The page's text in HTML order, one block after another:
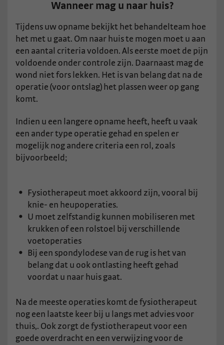
Wanneer mag u naar huis?
Tijdens uw opname bekijkt het behandelteam hoe
het met u gaat. Om naar huis te mogen moet u aan
een aantal criteria voldoen. Als eerste moet de pijn
voldoende onder controle zijn. Daarnaast mag de
wond niet fors lekken. Het is van belang dat na de
operatie (voor ontslag) het plassen weer op gang
komt.
Indien u een langere opname heeft, heeft u vaak
een ander type operatie gehad en spelen er
mogelijk nog andere criteria een rol, zoals
bijvoorbeeld;
Fysiotherapeut moet akkoord zijn, vooral bij
knie- en heupoperaties.
U moet zelfstandig kunnen mobiliseren met
krukken of een rolstoel bij verschillende
voetoperaties
Bij een spondylodese van de rug is het van
belang dat u ook ontlasting heeft gehad
voordat u naar huis gaat.
Na de meeste operaties komt de fysiotherapeut
nog een laatste keer bij u langs met advies voor
thuis,. Ook zorgt de fystiotherapeut voor een
goede overdracht en een verwijzing voor de